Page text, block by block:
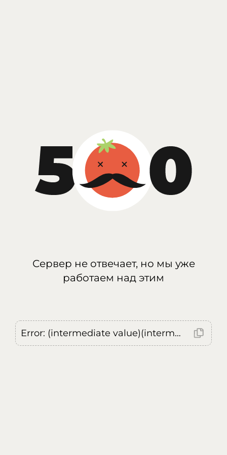
Сервер не отвечает, но мы уже
работаем над этим
Error: (intermediate value)(intermediate value)(intermediate value).replaceAll is not a function